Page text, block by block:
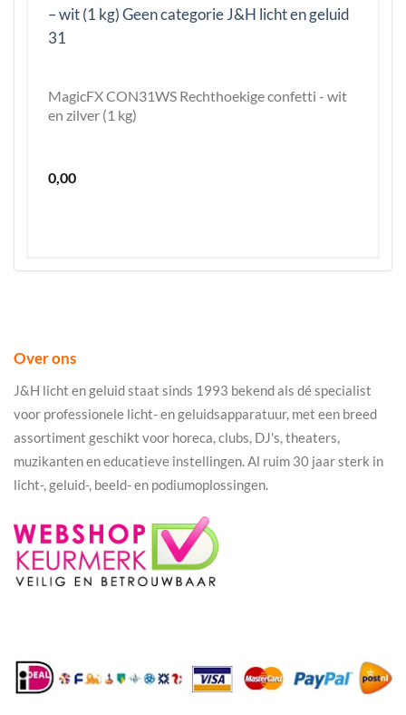
MagicFX CON31WS Rechthoekige confetti - wit
en zilver (1 kg)
0,00
Over ons
J&H licht en geluid staat sinds 1993 bekend als dé specialist
voor professionele licht- en geluidsapparatuur, met een breed
assortiment geschikt voor horeca, clubs, DJ's, theaters,
muzikanten en educatieve instellingen. Al ruim 30 jaar sterk in
licht-, geluid-, beeld- en podiumoplossingen.